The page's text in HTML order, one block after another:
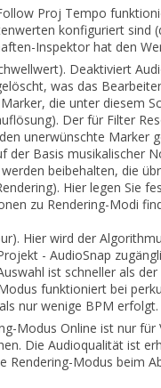
Proj Tempo
konfiguriert sind
Inspektor hat den
Deaktiviert
was das
die unter diesem
Der für Filter
unerwünschte Marker
der Basis musikalischer
beibehalten, die
Hier legen Sie
zu Rendering-Modi
Hier wird der
- AudioSnap
ist schneller als
funktioniert bei
nur wenige BPM erfolgt.
ModusOnline ist nur für
Die Audioqualität ist
Rendering-Modus beim